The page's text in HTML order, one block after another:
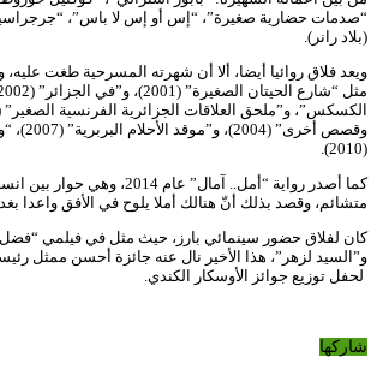
“صدمات حضارية صغيرة”، “إس أو إس لا باس”، “جرجراسيك
(بلاد رانر).
ويعد فلاق روائيا أيضا، ألا أن شهرته المسرحية طغت
وقصص
(2010).
كما أصدر رواية “أمل.. آمال” عام 2014،
متشائم، وقصد بذلك أنّ هنالك أملا يلوح في الأفق واعدا
كان لفلاق حضور سينمائي بارز، حيث مثل في فيلمي “فضل
لحفل توزيع جوائز الأوسكار الكندي.
شاركها